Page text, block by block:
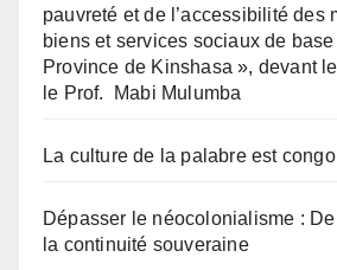
pauvreté et de l’accessibilité des
biens et services sociaux de
Province de Kinshasa », devant
le Prof. Mabi Mulumba
La culture de la palabre est
Dépasser le néocolonialisme :
la continuité souveraine